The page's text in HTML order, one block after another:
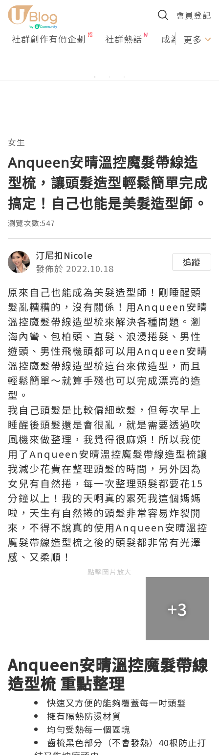
會員登記
社群創作有價企劃 社群熱話 成為U更多
女生
Anqueen安晴溫控魔髮帶線造
型梳，讓頭髮造型輕鬆簡單完成
搞定！自己也能是美髮造型師。
瀏覽次數:547
汀尼扣Nicole
發佈於 2022.10.18
追蹤
原來自己也能成為美髮造型師！剛睡醒頭
髮亂糟糟的，沒有關係！用Anqueen安晴
溫控魔髮帶線造型梳來解決各種問題。瀏
海內彎、包柏頭、直髮、浪漫捲髮、男性
遊頭、男性飛機頭都可以用Anqueen安晴
溫控魔髮帶線造型梳這台來做造型，而且
輕鬆簡單～就算手殘也可以完成漂亮的造
型。
我自己頭髮是比較偏細軟髮，但每次早上
睡醒後頭髮還是會很亂，就是需要透過吹
風機來做整理，我覺得很麻煩！所以我使
用了Anqueen安晴溫控魔髮帶線造型梳讓
我減少花費在整理頭髮的時間，另外因為
女兒有自然捲，每一次整理頭髮都要花15
分鐘以上！我的天啊真的累死我這個媽媽
啦，天生有自然捲的頭髮非常容易炸裂開
來，不得不說真的使用Anqueen安晴溫控
魔髮帶線造型梳之後的頭髮都非常有光澤
感、又柔順！
點擊圖片放大
+3
Anqueen安晴溫控魔髮帶線
造型梳 重點整理
快速又方便的能夠覆蓋每一吋頭髮
擁有隔熱防燙材質
均勻受熱每一個區塊
齒梳黑色部分（不會發熱）40根防止打